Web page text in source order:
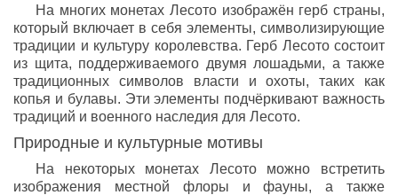
На многих монетах Лесото изображён герб страны,
который включает в себя элементы, символизирующие
традиции и культуру королевства. Герб Лесото состоит
из щита, поддерживаемого двумя лошадьми, а также
традиционных символов власти и охоты, таких как
копья и булавы. Эти элементы подчёркивают важность
традиций и военного наследия для Лесото.
Природные и культурные мотивы
На некоторых монетах Лесото можно встретить
изображения местной флоры и фауны, а также